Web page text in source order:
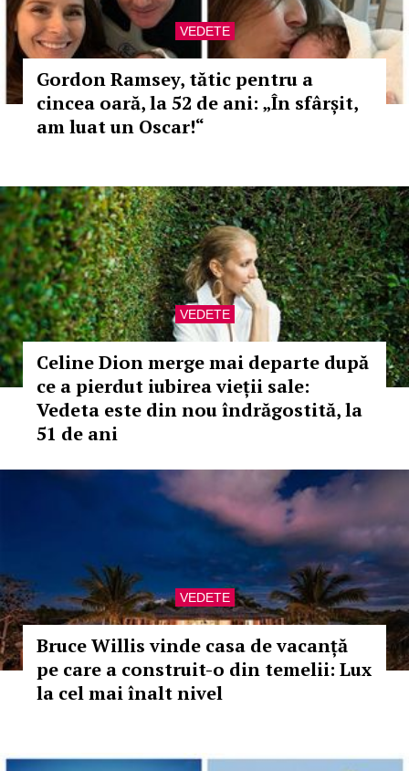
VEDETE
Gordon Ramsey, tătic pentru a
cincea oară, la 52 de ani: „În sfârșit,
am luat un Oscar!“
VEDETE
Celine Dion merge mai departe după
ce a pierdut iubirea vieții sale:
Vedeta este din nou îndrăgostită, la
51 de ani
VEDETE
Bruce Willis vinde casa de vacanță
pe care a construit-o din temelii: Lux
la cel mai înalt nivel